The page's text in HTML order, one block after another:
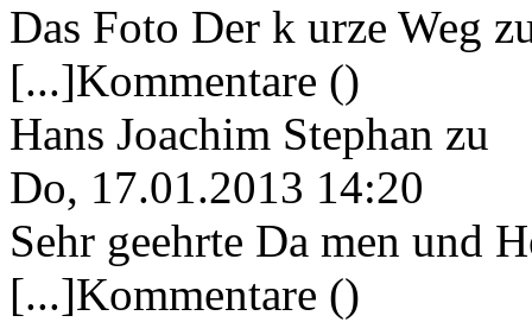
Das Foto Der k urze Weg
[...]Kommentare ()
Hans Joachim Stephan zu
Do, 17.01.2013 14:20
Sehr geehrte Da men und
[...]Kommentare ()